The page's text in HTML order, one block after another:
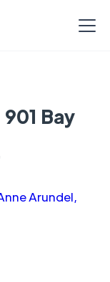
Bay
Arundel,